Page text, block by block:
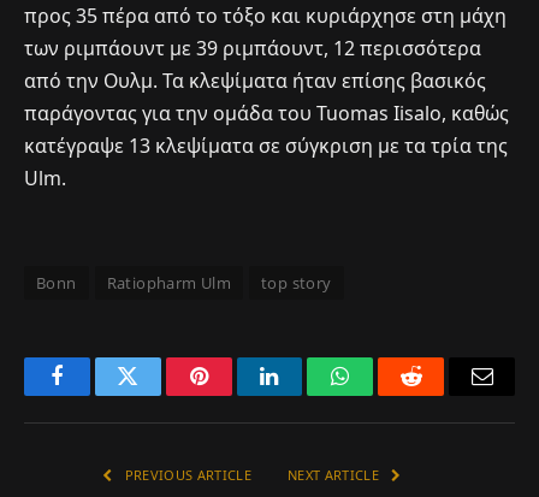
προς 35 πέρα από το τόξο και κυριάρχησε στη μάχη
των ριμπάουντ με 39 ριμπάουντ, 12 περισσότερα
από την Ουλμ. Τα κλεψίματα ήταν επίσης βασικός
παράγοντας για την ομάδα του Tuomas Iisalo, καθώς
κατέγραψε 13 κλεψίματα σε σύγκριση με τα τρία της
Ulm.
Bonn Ratiopharm Ulm top story
FacebookTwitter PinterestLinkedInWhatsAppReddit
PREVIOUS ARTICLE NEXT ARTICLE